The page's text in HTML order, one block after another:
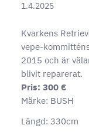
1.4.2025
Kvarkens
vepe-
2015 och är
blivit reparerat.
Pris: 300 €
Märke: BUSH
Längd: 330cm